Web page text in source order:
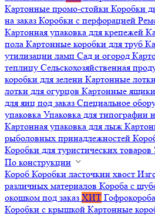
Картонные промо-стойки Коробки
на заказ Коробки с перфорацией
Картонная упаковка для крепежей
пола Картонные коробки для труб
утилизации ламп Сад и огород
теплицу Сельскохозяйственная
коробки для зелени Картонные
лотки для огурцов Картонные
для яиц под заказ Специальное
упаковка Упаковка для типографии
Картонная упаковка для лыж
рыболовных принадлежностей
Коробки для туристических товаров
По конструкции
Короб Коробки ласточкин хвост
различных материалов Короба с
окошком под заказ ХИТ Гофрокороба
Коробки с крышкой Картонные